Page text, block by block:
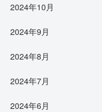
2024年10月
2024年9月
2024年8月
2024年7月
2024年6月